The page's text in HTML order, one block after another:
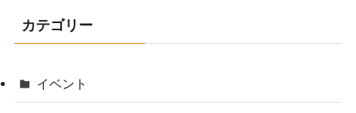
カテゴリー
イベント